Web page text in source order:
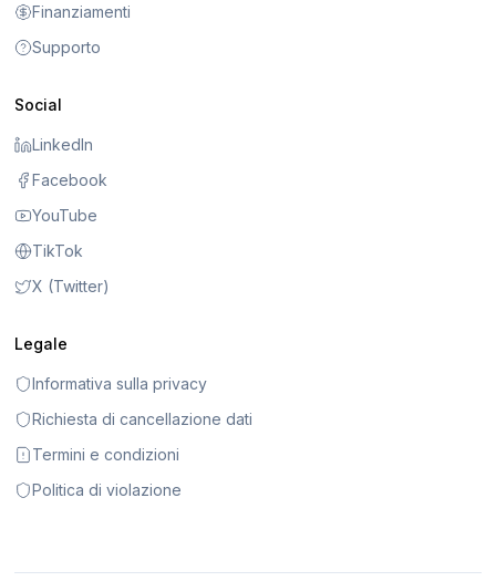
Finanziamenti
Supporto
Social
LinkedIn
Facebook
YouTube
TikTok
X (Twitter)
Legale
Informativa sulla privacy
Richiesta di cancellazione dati
Termini e condizioni
Politica di violazione